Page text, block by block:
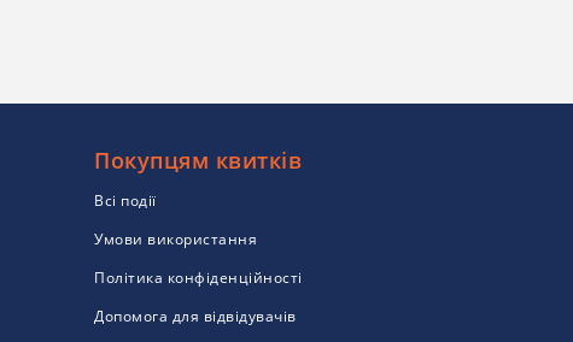
Покупцям квитків
Всі події
Умови використання
Політика конфіденційності
Допомога для відвідувачів